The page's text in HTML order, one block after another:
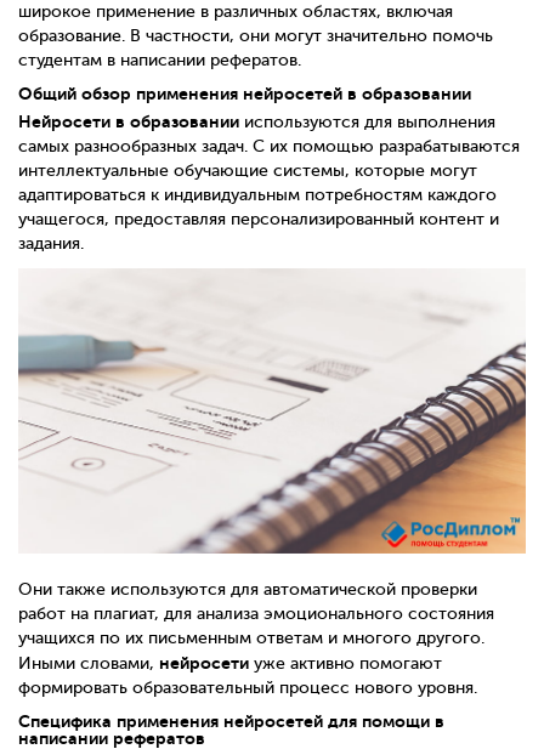
широкое применение в различных областях, включая
образование. В частности, они могут значительно помочь
студентам в написании рефератов.
Общий обзор применения нейросетей в образовании
Нейросети в образовании используются для выполнения
самых разнообразных задач. С их помощью разрабатываются
интеллектуальные обучающие системы, которые могут
адаптироваться к индивидуальным потребностям каждого
учащегося, предоставляя персонализированный контент и
задания.
Они также используются для автоматической проверки
работ на плагиат, для анализа эмоционального состояния
учащихся по их письменным ответам и многого другого.
Иными словами, нейросети уже активно помогают
формировать образовательный процесс нового уровня.
Специфика применения нейросетей для помощи в
написании рефератов